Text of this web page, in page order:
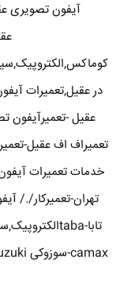
آیفون تصویری
در عقیل,تعمیرات
عقیل -تعمیرآیفون
تعمیراف اف عقیل-
خدمات تعمیرات
تهران-تعمیرکار/./